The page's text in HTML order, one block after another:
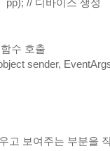
스 생성
수 호출
sender,
고 보여주는 부분을